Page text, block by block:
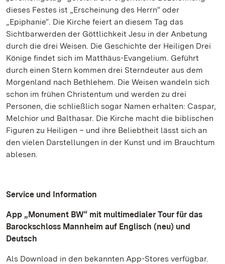
dieses Festes ist „Erscheinung des Herrn“ oder
„Epiphanie“. Die Kirche feiert an diesem Tag das
Sichtbarwerden der Göttlichkeit Jesu in der Anbetung
durch die drei Weisen. Die Geschichte der Heiligen Drei
Könige findet sich im Matthäus-Evangelium. Geführt
durch einen Stern kommen drei Sterndeuter aus dem
Morgenland nach Bethlehem. Die Weisen wandeln sich
schon im frühen Christentum und werden zu drei
Personen, die schließlich sogar Namen erhalten: Caspar,
Melchior und Balthasar. Die Kirche macht die biblischen
Figuren zu Heiligen – und ihre Beliebtheit lässt sich an
den vielen Darstellungen in der Kunst und im Brauchtum
ablesen.
Service und Information
App „Monument BW“ mit multimedialer Tour für das
Barockschloss Mannheim auf Englisch (neu) und
Deutsch
Als Download in den bekannten App-Stores verfügbar.